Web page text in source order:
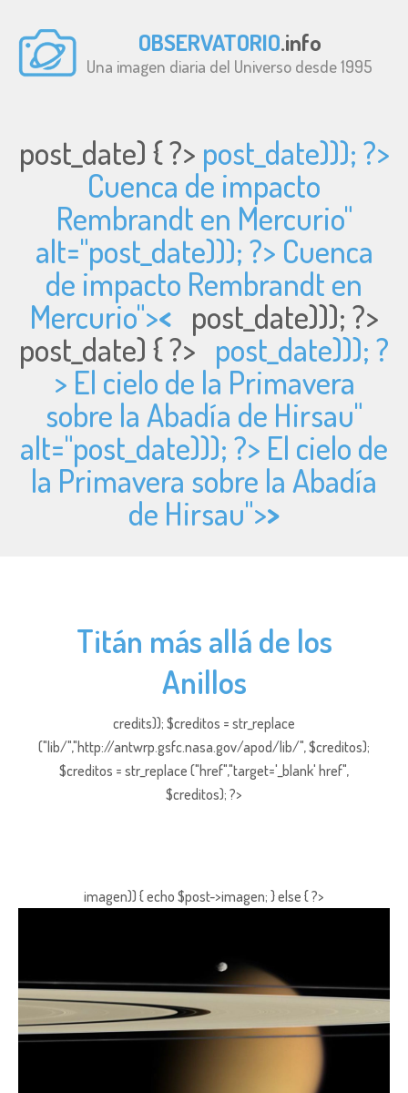
OBSERVATORIO.info
Una imagen diaria del Universo desde 1995
post_date) { ?> post_date))); ?>
Cuenca de impacto
Rembrandt en Mercurio"
alt="post_date))); ?> Cuenca
de impacto Rembrandt en
Mercurio">< post_date))); ?>
post_date) { ?> post_date))); ?
> El cielo de la Primavera
sobre la Abadía de Hirsau"
alt="post_date))); ?> El cielo de
la Primavera sobre la Abadía
de Hirsau">>
Titán más allá de los
Anillos
credits)); $creditos = str_replace
("lib/","http://antwrp.gsfc.nasa.gov/apod/lib/", $creditos);
$creditos = str_replace ("href","target='_blank' href",
$creditos); ?>
imagen)) { echo $post->imagen; } else { ?>